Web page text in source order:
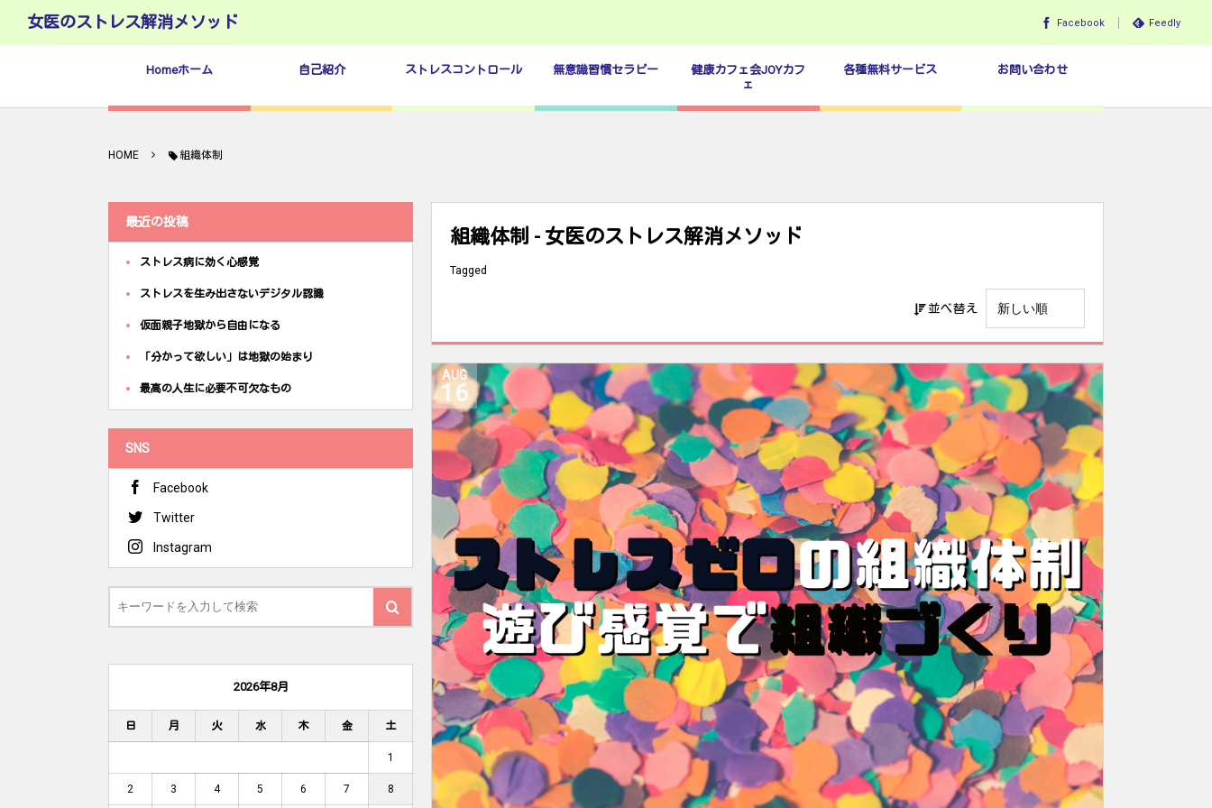
女医のストレス解消メソッド Facebook Feedly
Homeホーム 自己紹介 ストレスコントロール 無意識習慣セラピー
健康カフェ会JOYカフ
ェ
各種無料サービス お問い合わせ
HOME 組織体制
組織体制 - 女医のストレス解消メソッド
Tagged
並べ替え
AUG
16
最近の投稿
ストレス病に効く心感覚
ストレスを生み出さないデジタル認識
仮面親子地獄から自由になる
「分かって欲しい」は地獄の始まり
最高の人生に必要不可欠なもの
SNS
Facebook
Twitter
Instagram
2026年8月
日 月 火 水 木 金 土
1
2 3 4 5 6 7 8